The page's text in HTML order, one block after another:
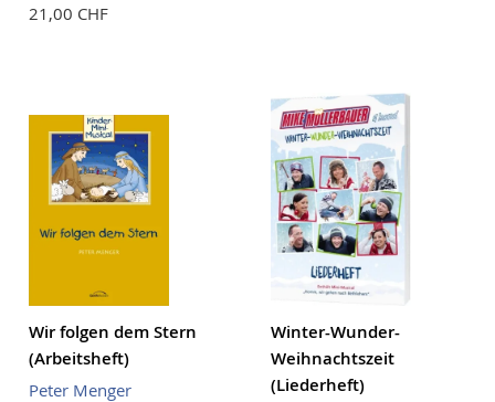
21,00 CHF
Wir folgen dem Stern
(Arbeitsheft)
Peter Menger
Winter-Wunder-
Weihnachtszeit
(Liederheft)